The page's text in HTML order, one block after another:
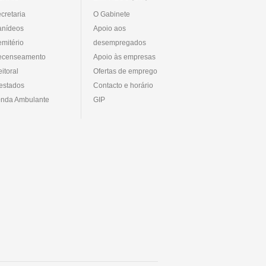
Ambulante
O Gabinete
Apoio aos
desempregados
Apoio às empresas
Ofertas de emprego
Contacto e horário
GIP